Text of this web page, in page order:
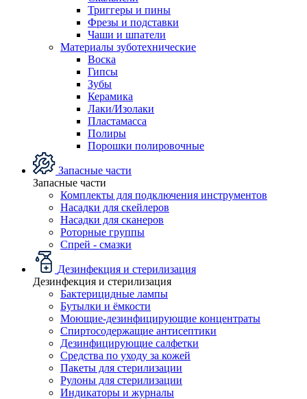
Триггеры и пины
Фрезы и подставки
Чаши и шпатели
Материалы зуботехнические
Воска
Гипсы
Зубы
Керамика
Лаки/Изолаки
Пластамасса
Полиры
Порошки полировочные
Запасные части
Запасные части
Комплекты для подключения инструментов
Насадки для скейлеров
Насадки для сканеров
Роторные группы
Спрей - смазки
Дезинфекция и стерилизация
Дезинфекция и стерилизация
Бактерицидные лампы
Бутылки и ёмкости
Моющие-дезинфицирующие концентраты
Спиртосодержащие антисептики
Дезинфицирующие салфетки
Средства по уходу за кожей
Пакеты для стерилизации
Рулоны для стерилизации
Индикаторы и журналы